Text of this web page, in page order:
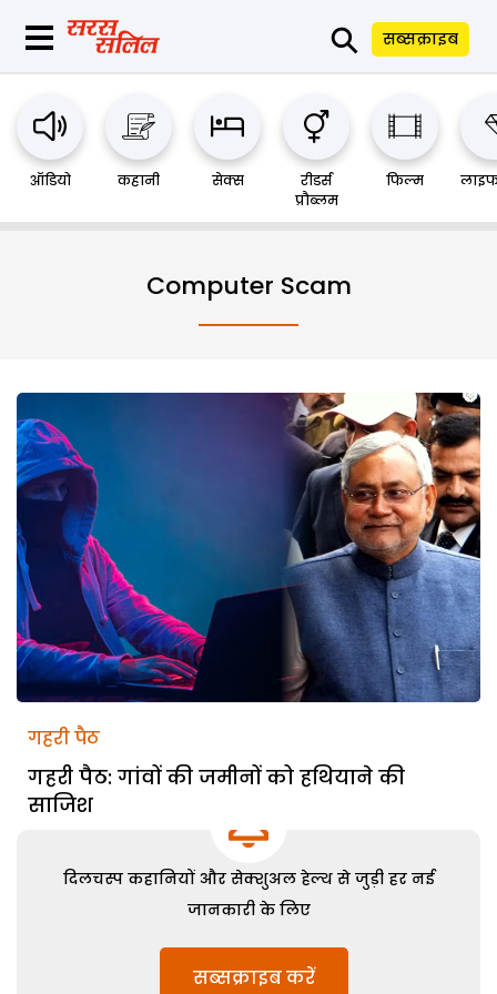
⚲ सब्सक्राइब
ऑडियो कहानी सेक्स
रीडर्स
प्रौब्लम
फिल्म
Computer Scam
गहरी पैठ
गहरी पैठ: गांवों की जमीनों को हथियाने की
साजिश
दिलचस्प कहानियों और सेक्शुअल हेल्थ से जुड़ी हर नई
जानकारी के लिए
सब्सक्राइब करें